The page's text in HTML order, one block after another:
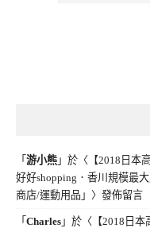
「 游小熊 」於〈 【2018日本
好好shopping．香川規模最
商店/運動用品」 〉發佈留言
「 Charles 」於〈 【2018日